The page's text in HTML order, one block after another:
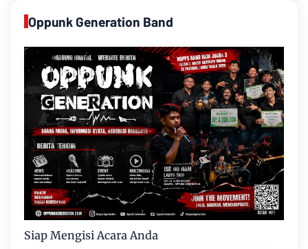
Oppunk Generation Band
Siap Mengisi Acara Anda